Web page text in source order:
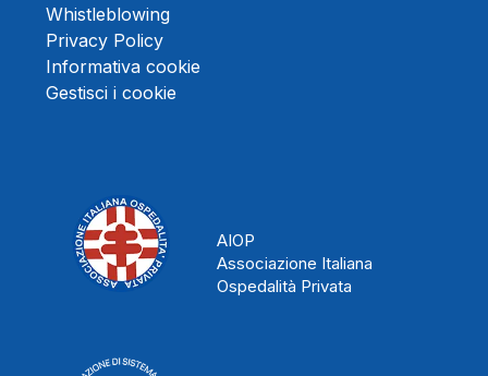
Whistleblowing
Privacy Policy
Informativa cookie
Gestisci i cookie
AIOP
Associazione Italiana
Ospedalità Privata